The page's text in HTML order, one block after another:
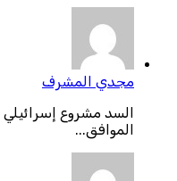
مجدي المشرف
الموافق...